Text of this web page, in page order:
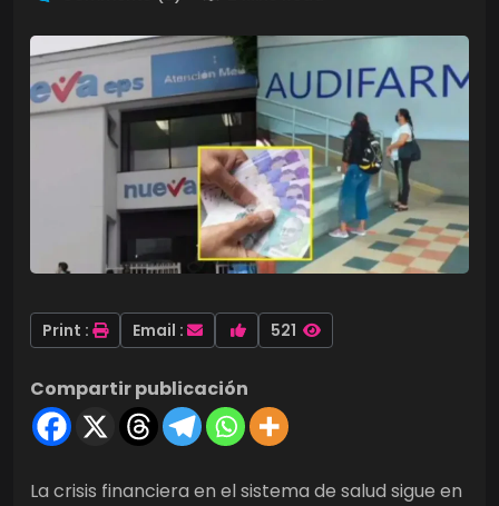
Print : Email : 521
Compartir publicación
La crisis financiera en el sistema de salud sigue en